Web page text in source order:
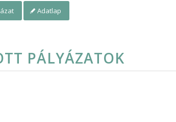
Adatlap
PÁLYÁZATOK